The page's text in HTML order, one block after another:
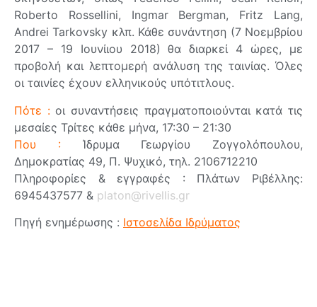
Roberto Rossellini, Ingmar Bergman, Fritz Lang,
Andrei Tarkovsky κλπ. Κάθε συνάντηση (7 Νοεμβρίου
2017 – 19 Ιουνίιου 2018) θα διαρκεί 4 ώρες, με
προβολή και λεπτομερή ανάλυση της ταινίας. Όλες
οι ταινίες έχουν ελληνικούς υπότιτλους.
Πότε :οι συναντήσεις πραγματοποιούνται κατά τις
μεσαίες Τρίτες κάθε μήνα, 17:30 – 21:30
Που :Ίδρυμα Γεωργίου Ζογγολόπουλου,
Δημοκρατίας 49, Π. Ψυχικό, τηλ. 2106712210
Πληροφορίες & εγγραφές : Πλάτων Ριβέλλης:
6945437577 & platon@rivellis.gr
Πηγή ενημέρωσης : Ιστοσελίδα Ιδρύματος